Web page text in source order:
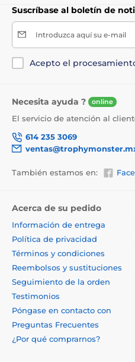
Suscríbase al boletín de
Introduzca aquí su e-mail
Acepto el
Necesita ayuda ? online
El servicio de atención al
614 235 3069
También estamos en:
Acerca de su pedido
Información de entrega
Política de privacidad
Términos y condiciones
Reembolsos y sustituciones
Seguimiento de la orden
Testimonios
Póngase en contacto con
Preguntas Frecuentes
¿Por qué comprarnos?